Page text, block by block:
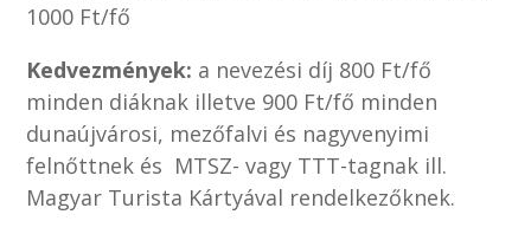
1000 Ft/fő
Kedvezmények: a nevezési díj 800 Ft/fő
minden diáknak illetve 900 Ft/fő minden
dunaújvárosi, mezőfalvi és nagyvenyimi
felnőttnek és MTSZ- vagy TTT-tagnak ill.
Magyar Turista Kártyával rendelkezőknek.